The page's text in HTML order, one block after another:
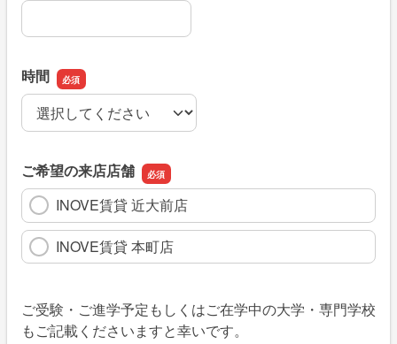
日付
時間
時間
ご希望の来店店舗
INOVE賃貸 近大前店
INOVE賃貸 本町店
ご受験・ご進学予定もしくはご在学中の大学・専門学校
もご記載くださいますと幸いです。